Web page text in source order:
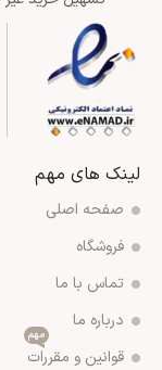
لینک های مهم
صفحه اصلی
فروشگاه
تماس با ما
درباره ما
قوانین و مقررات
مهم